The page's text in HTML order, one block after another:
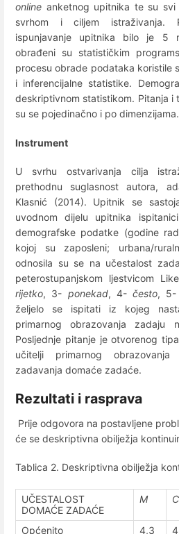
online anketnog upitnika te su
svrhom i ciljem istraživanja.
ispunjavanje upitnika bilo je 5
obrađeni su statističkim
procesu obrade podataka koristile
i inferencijalne statistike.
deskriptivnom statistikom. Pitanja i
su se pojedinačno i po dimenzijama.
Instrument
U svrhu ostvarivanja cilja
prethodnu suglasnost autora,
Klasnić (2014). Upitnik se
uvodnom dijelu upitnika
demografske podatke (godine
kojoj su zaposleni; urbana/
odnosila su se na učestalost
peterostupanjskom ljestvicom
rijetko, 3- ponekad, 4- često, 5-
željelo se ispitati iz kojeg
primarnog obrazovanja zadaju
Posljednje pitanje je otvorenog
učitelji primarnog
zadavanja domaće zadaće.
Rezultati i rasprava
Prije odgovora na postavljene
će se deskriptivna obilježja
Tablica 2. Deskriptivna obilježja
UČESTALOST
DOMAĆE ZADAĆE
M C
Općenito
4,3